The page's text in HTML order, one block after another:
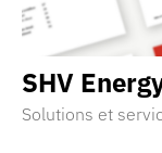
SHV
Solutions et